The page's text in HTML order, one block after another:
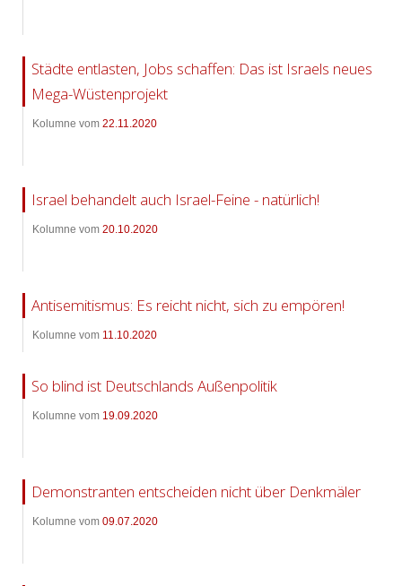
Städte entlasten, Jobs schaffen: Das ist Israels neues
Mega-Wüstenprojekt
Kolumne vom 22.11.2020
Israel behandelt auch Israel-Feine - natürlich!
Kolumne vom 20.10.2020
Antisemitismus: Es reicht nicht, sich zu empören!
Kolumne vom 11.10.2020
So blind ist Deutschlands Außenpolitik
Kolumne vom 19.09.2020
Demonstranten entscheiden nicht über Denkmäler
Kolumne vom 09.07.2020